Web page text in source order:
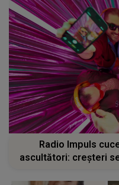
Radio Impuls
ascultători: creșteri